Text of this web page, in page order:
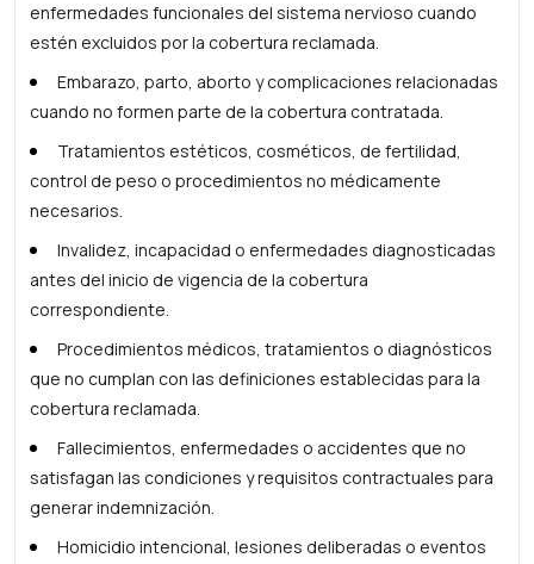
enfermedades funcionales del sistema nervioso cuando
estén excluidos por la cobertura reclamada.
Embarazo, parto, aborto y complicaciones relacionadas
cuando no formen parte de la cobertura contratada.
Tratamientos estéticos, cosméticos, de fertilidad,
control de peso o procedimientos no médicamente
necesarios.
Invalidez, incapacidad o enfermedades diagnosticadas
antes del inicio de vigencia de la cobertura
correspondiente.
Procedimientos médicos, tratamientos o diagnósticos
que no cumplan con las definiciones establecidas para la
cobertura reclamada.
Fallecimientos, enfermedades o accidentes que no
satisfagan las condiciones y requisitos contractuales para
generar indemnización.
Homicidio intencional, lesiones deliberadas o eventos